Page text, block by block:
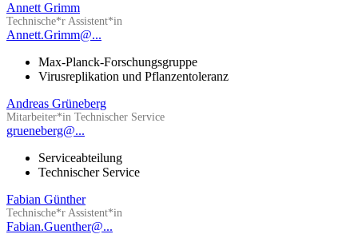
Annett Grimm
Technische*r Assistent*in
Annett.Grimm@...
Max-Planck-Forschungsgruppe
Virusreplikation und Pflanzentoleranz
Andreas Grüneberg
Mitarbeiter*in Technischer Service
grueneberg@...
Serviceabteilung
Technischer Service
Fabian Günther
Technische*r Assistent*in
Fabian.Guenther@...